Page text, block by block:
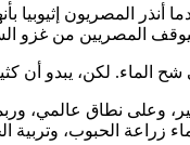
أنذر المصريون إثيوبيا
المصريين من غزو
لكن، يبدو أن
نطاق عالمي، وربما
زراعة الحبوب، وتربية